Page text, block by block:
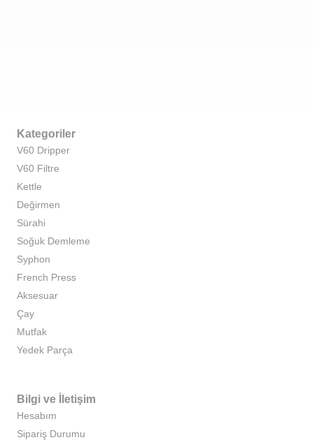
Kategoriler
V60 Dripper
V60 Filtre
Kettle
Değirmen
Sürahi
Soğuk Demleme
Syphon
French Press
Aksesuar
Çay
Mutfak
Yedek Parça
Bilgi ve İletişim
Hesabım
Sipariş Durumu